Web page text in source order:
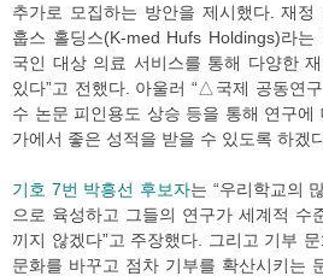
추가로 모집하는 방안을 제시했다. 재정
훕스 홀딩스(K-med Hufs Holdings)라
국인 대상 의료 서비스를 통해 다양한
있다”고 전했다. 아울러 “△국제 공동연
수 논문 피인용도 상승 등을 통해 연구에
가에서 좋은 성적을 받을 수 있도록 하겠
기호 7번 박흥선 후보자는 “우리학교의
으로 육성하고 그들의 연구가 세계적 수
끼지 않겠다”고 주장했다. 그리고 기부
문화를 바꾸고 점차 기부를 확산시키는